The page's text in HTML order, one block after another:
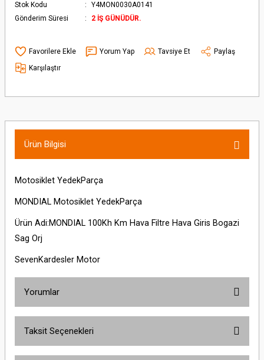
Stok Kodu
Y4MON0030A0141
Gönderim Süresi
2 İŞ GÜNÜDÜR.
Yorum Yap Tavsiye Et
Paylaş
Karşılaştır
Ürün Bilgisi
Motosiklet YedekParça
MONDIAL Motosiklet YedekParça
Ürün Adi:MONDIAL 100Kh Km Hava Filtre Hava Giris Bogazi
Sag Orj
SevenKardesler Motor
Yorumlar
Taksit Seçenekleri